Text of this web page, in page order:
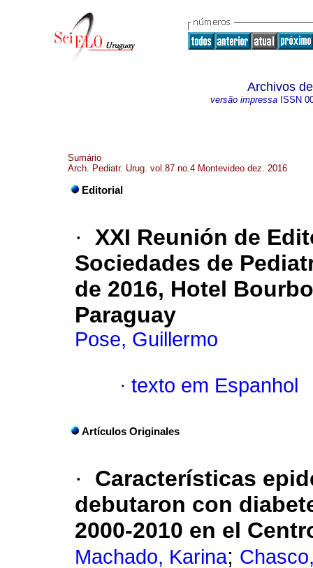
Archivos
versão impressa ISSN
Sumário
Arch. Pediatr. Urug. vol.87 no.4 Montevideo dez. 2016
Editorial
· XXI Reunión de
Sociedades de
de 2016, Hotel
Paraguay
Pose, Guillermo
· texto em Espanhol
Artículos Originales
·
Características
debutaron con
2000-2010 en el
Machado, Karina;